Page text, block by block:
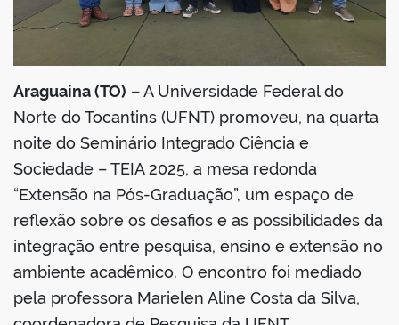
Araguaína (TO) – A Universidade Federal do
Norte do Tocantins (UFNT) promoveu, na quarta
noite do Seminário Integrado Ciência e
Sociedade – TEIA 2025, a mesa redonda
“Extensão na Pós-Graduação”, um espaço de
reflexão sobre os desafios e as possibilidades da
integração entre pesquisa, ensino e extensão no
ambiente acadêmico. O encontro foi mediado
pela professora Marielen Aline Costa da Silva,